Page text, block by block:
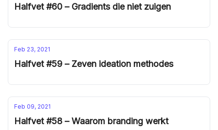
Halfvet #60 – Gradients die niet zuigen
Feb 23, 2021
Halfvet #59 – Zeven ideation methodes
Feb 09, 2021
Halfvet #58 – Waarom branding werkt